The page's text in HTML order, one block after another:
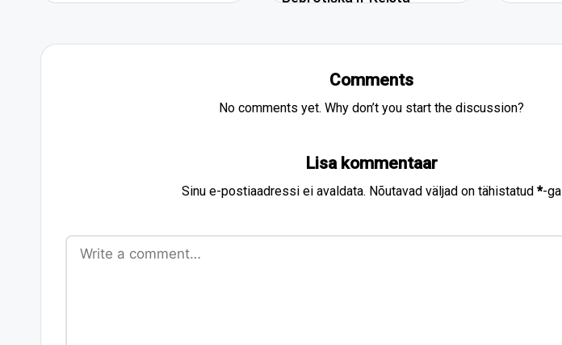
Comments
No comments yet. Why don’t you start the discussion?
Lisa kommentaar
Sinu e-postiaadressi ei avaldata. Nõutavad väljad on tähistatud*-ga